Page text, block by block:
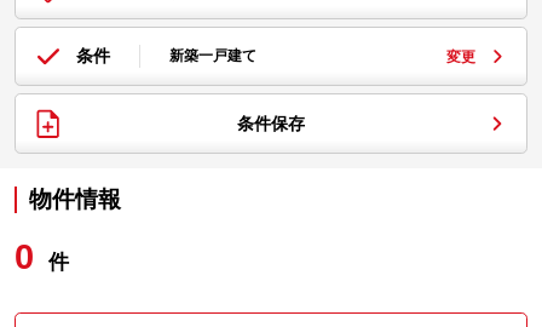
条件 新築一戸建て 変更
条件保存
物件情報
0 件